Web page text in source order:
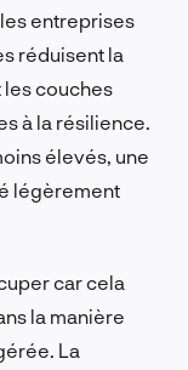
entreprises
réduisent la
couches
à la résilience.
élevés, une
légèrement
car cela
la manière
La